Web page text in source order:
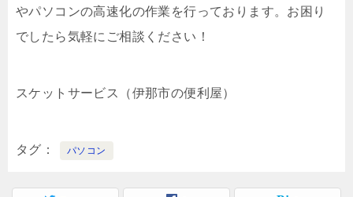
やパソコンの高速化の作業を行っております。お困り
でしたら気軽にご相談ください！
スケットサービス（伊那市の便利屋）
タグ パソコン